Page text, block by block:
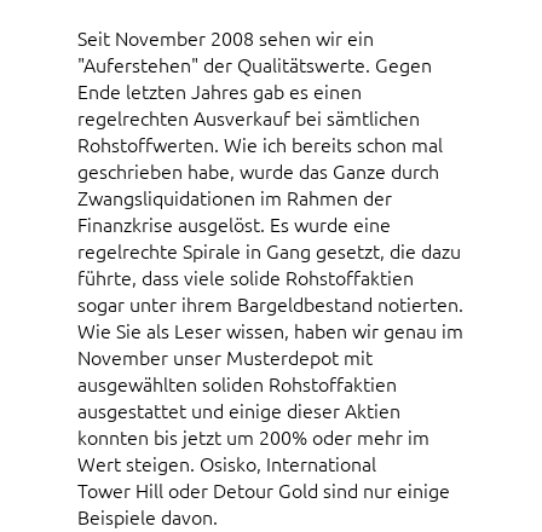
Seit November 2008 sehen wir ein
"Auferstehen" der Qualitätswerte. Gegen
Ende letzten Jahres gab es einen
regelrechten Ausverkauf bei sämtlichen
Rohstoffwerten. Wie ich bereits schon mal
geschrieben habe, wurde das Ganze durch
Zwangsliquidationen im Rahmen der
Finanzkrise ausgelöst. Es wurde eine
regelrechte Spirale in Gang gesetzt, die dazu
führte, dass viele solide Rohstoffaktien
sogar unter ihrem Bargeldbestand notierten.
Wie Sie als Leser wissen, haben wir genau im
November unser Musterdepot mit
ausgewählten soliden Rohstoffaktien
ausgestattet und einige dieser Aktien
konnten bis jetzt um 200% oder mehr im
Wert steigen. Osisko, International
Tower Hill oder Detour Gold sind nur einige
Beispiele davon.